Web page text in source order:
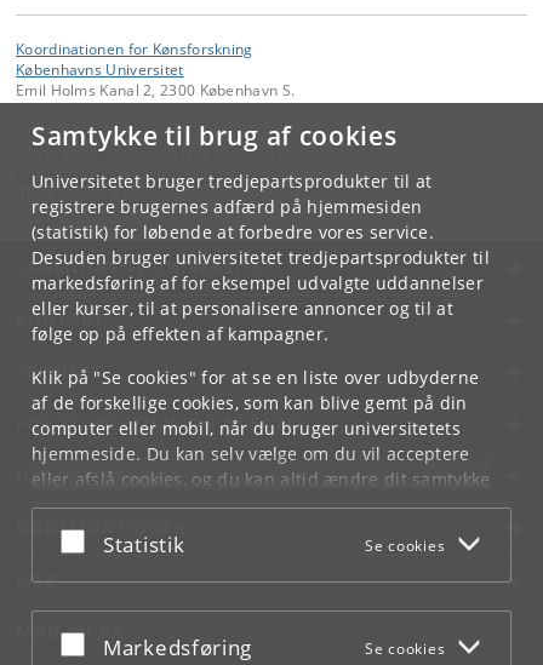
Samtykke til brug af cookies
Universitetet bruger tredjepartsprodukter til at
registrere brugernes adfærd på hjemmesiden
(statistik) for løbende at forbedre vores service.
Desuden bruger universitetet tredjepartsprodukter til
markedsføring af for eksempel udvalgte uddannelser
eller kurser, til at personalisere annoncer og til at
følge op på effekten af kampagner.
Klik på "Se cookies" for at se en liste over udbyderne
af de forskellige cookies, som kan blive gemt på din
computer eller mobil, når du bruger universitetets
hjemmeside. Du kan selv vælge om du vil acceptere
eller afslå cookies, og du kan altid ændre dit samtykke
underCookie- og privatlivspolitiksom du finder i
bunden af hver side.
Acceptér eller afslå
Statistik Se cookies
Acceptér eller afslå
Markedsføring Se cookies
Koordinationen for Kønsforskning
Københavns Universitet
Emil Holms Kanal 2, 2300 København S.
Kontakt:
Center for køn, seksualitet og forskellighed
koordinationen_koen@hum .ku. dk
KØBENHAVNS UNIVERSITET
KONTAKT
SERVICES
FOR STUDERENDE OG ANSATTE
JOB OG KARRIERE
NØDSITUATIONER
WEB
MØD KU PÅ